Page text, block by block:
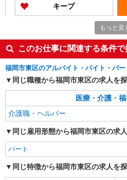
キープ
紹介予定派遣
日研トータルソーシング株式会社 メ
ス
介護スタッフ／
時給1,320円〜1,400円 ◆無資
給1,320円〜 ◆初任
円〜 ◆初任者研修
護福祉士：時給1,400円〜 ※経験者
り）
福岡県福岡市
中道」駅 ★勤務地は3000ヶ所以上★ 自宅から通
さい！！
キープ
アルバイト
日研トータルソーシング株式会社 メ
ス
もっと見
このお仕事に関連する条件で
福岡市東区のアルバイト・バイト・パ
同じ職種から福岡市東区の求人を
医療・介護・
介護職・ヘルパー
同じ雇用形態から福岡市東区の求
パート
同じ特徴から福岡市東区の求人を